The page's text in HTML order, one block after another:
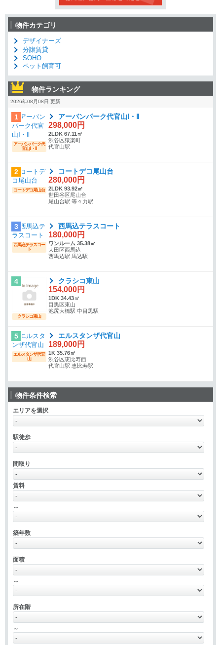
物件カテゴリ
デザイナーズ
分譲賃貸
SOHO
ペット飼育可
物件ランキング
2026年08月08日 更新
1
アーバンパーク代
官山Ⅰ・Ⅱ
アーバンパーク代官山Ⅰ・Ⅱ
298,000円
2LDK 67.11㎡
渋谷区猿楽町
代官山駅
2
コートデコ尾山台
コートデコ尾山台
280,000円
2LDK 93.92㎡
世田谷区尾山台
尾山台駅 等々力駅
3
西馬込テラスコー
ト
西馬込テラスコート
180,000円
ワンルーム 35.38㎡
大田区西馬込
西馬込駅 馬込駅
4
クラシコ東山
クラシコ東山
154,000円
1DK 34.43㎡
目黒区東山
池尻大橋駅 中目黒駅
5
エルスタンザ代官
山
エルスタンザ代官山
189,000円
1K 35.76㎡
渋谷区恵比寿西
代官山駅 恵比寿駅
物件条件検索
エリアを選択
駅徒歩
間取り
賃料
～
築年数
面積
～
所在階
～